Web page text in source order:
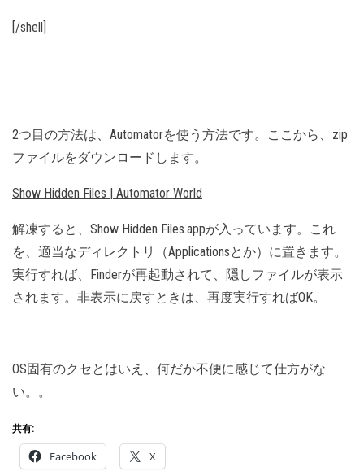
[/shell]
2つ目の方法は、Automatorを使う方法です。ここから、zip
ファイルをダウンロードします。
Show Hidden Files | Automator World
解凍すると、Show Hidden Files.appが入っています。これ
を、適当なディレクトリ（Applicationsとか）に置きます。
実行すれば、Finderが再起動されて、隠しファイルが表示
されます。非表示に戻すときは、再度実行すればOK。
OS固有のクセとはいえ、何だか不便に感じて仕方がな
い。。
共有:
Facebook X